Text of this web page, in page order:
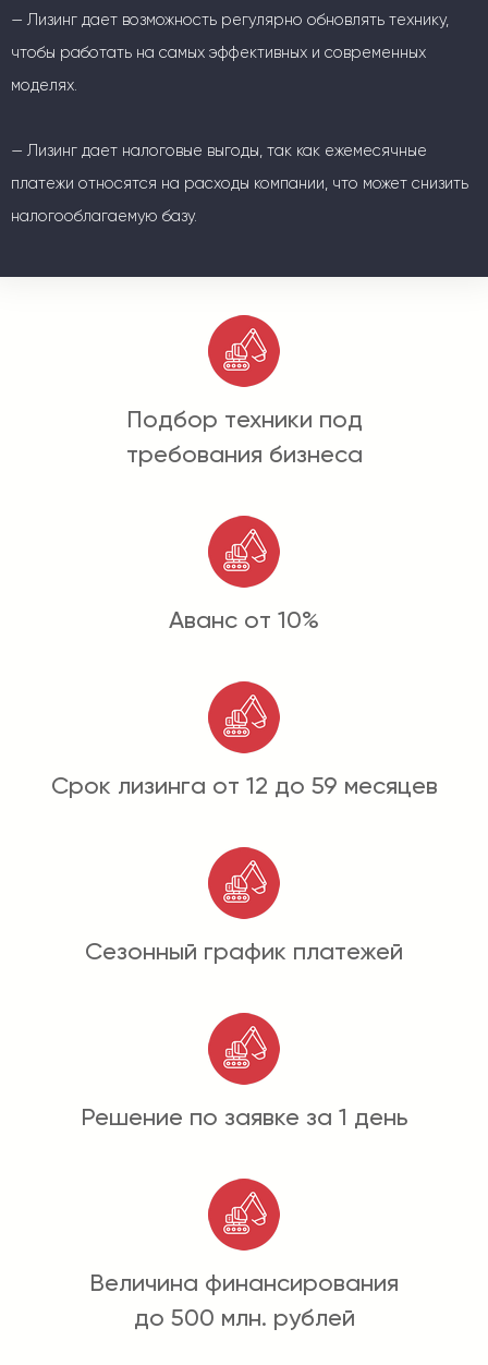
— Лизинг дает возможность регулярно обновлять технику,
чтобы работать на самых эффективных и современных
моделях.
— Лизинг дает налоговые выгоды, так как ежемесячные
платежи относятся на расходы компании, что может снизить
налогооблагаемую базу.
Подбор техники под
требования бизнеса
Аванс от 10%
Срок лизинга от 12 до 59 месяцев
Сезонный график платежей
Решение по заявке за 1 день
Величина финансирования
до 500 млн. рублей